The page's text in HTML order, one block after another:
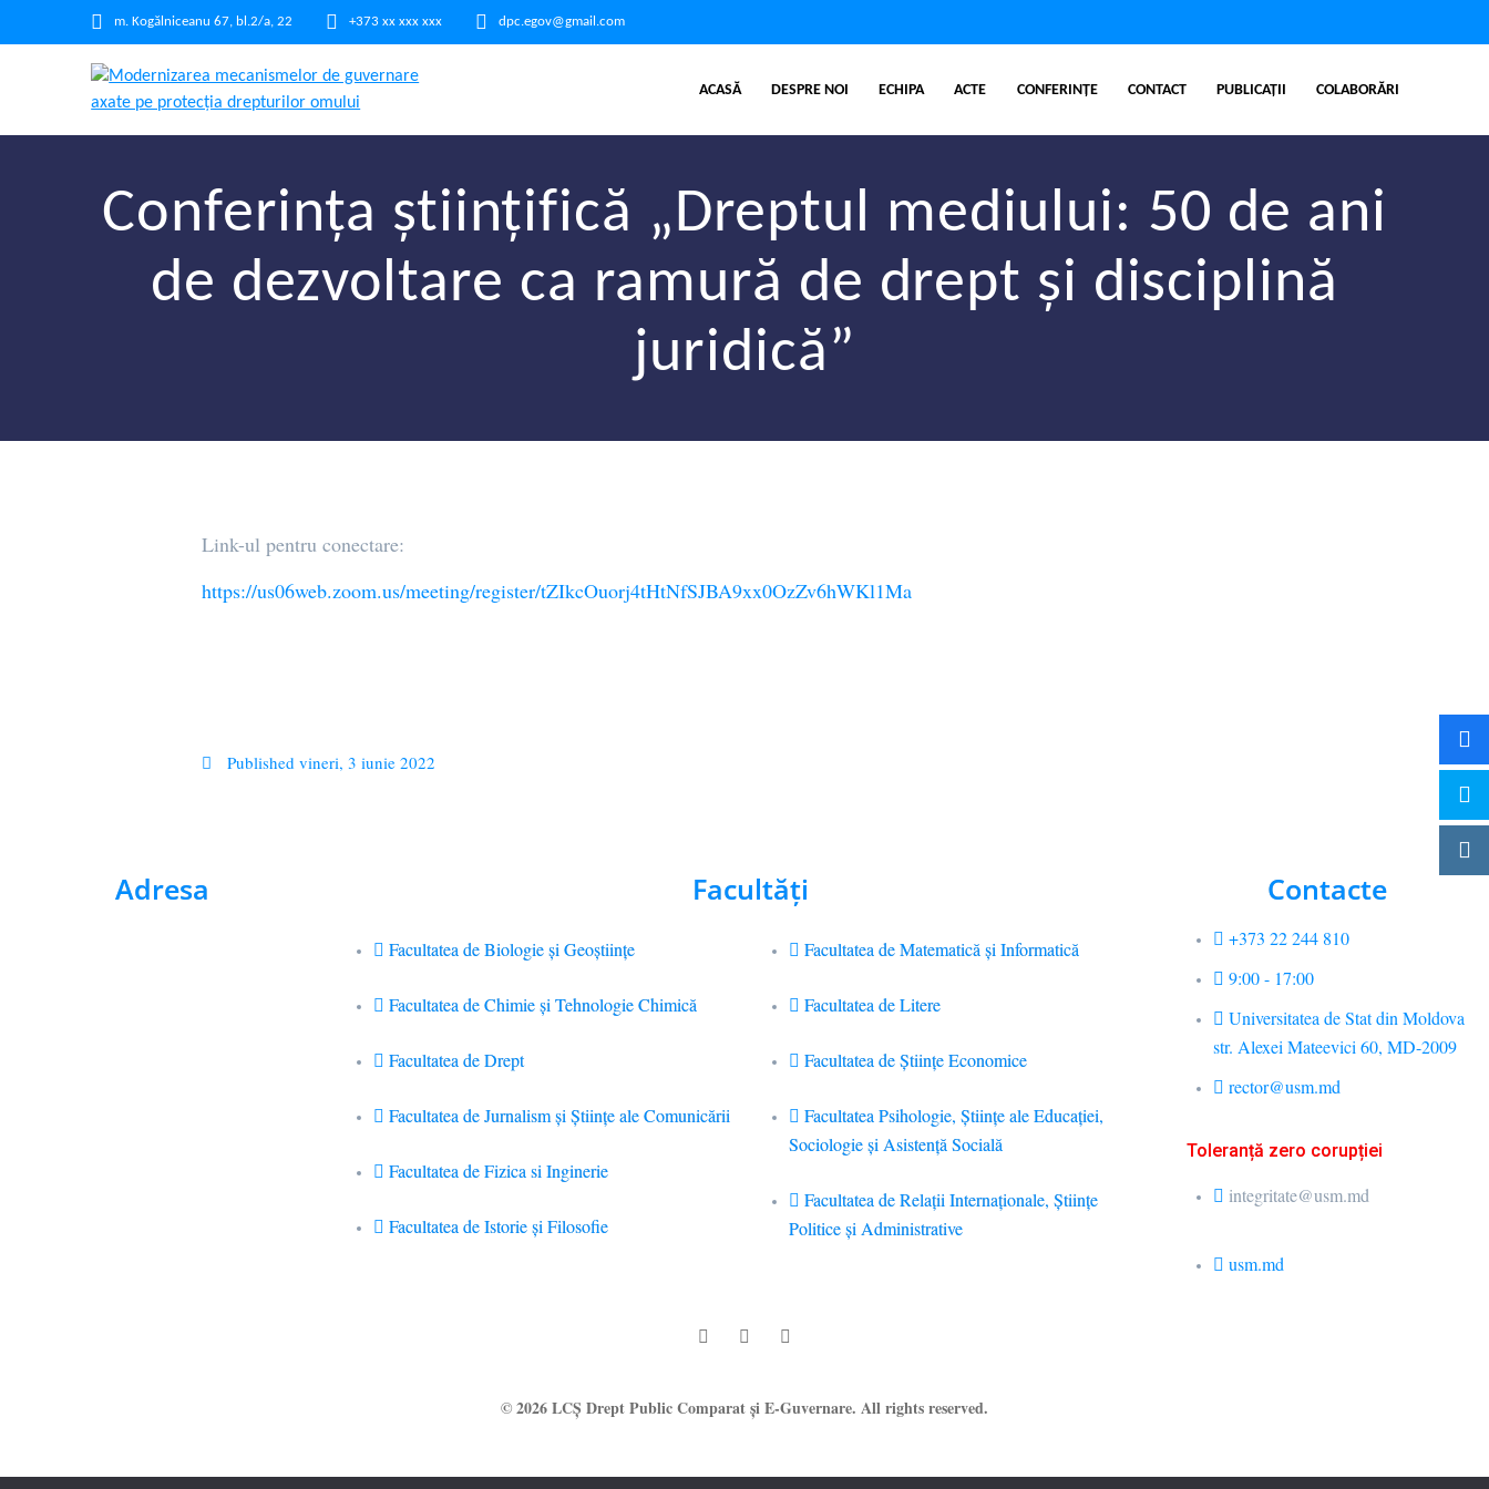
m. Kogălniceanu 67, bl.2/a, 22 +373 xx xxx xxx dpc.egov@gmail.com
ACASĂ DESPRE NOI ECHIPA ACTE CONFERINȚE CONTACT PUBLICAȚII COLABORĂRI
Conferința științifică „Dreptul mediului: 50 de ani
de dezvoltare ca ramură de drept și disciplină
juridică”
Link-ul pentru conectare:
https://us06web.zoom.us/meeting/register/tZIkcOuorj4tHtNfSJBA9xx0OzZv6hWKl1Ma
Published vineri, 3 iunie 2022
Adresa Facultăţi
Facultatea de Biologie și Geoștiințe
Facultatea de Chimie şi Tehnologie Chimică
Facultatea de Drept
Facultatea de Jurnalism şi Ştiinţe ale Comunicării
Facultatea de Fizica si Inginerie
Facultatea de Istorie şi Filosofie
Facultatea de Matematică şi Informatică
Facultatea de Litere
Facultatea de Științe Economice
Facultatea Psihologie, Ştiinţe ale Educaţiei,
Sociologie și Asistență Socială
Facultatea de Relaţii Internaţionale, Ştiinţe
Politice şi Administrative
Contacte
+373 22 244 810
9:00 - 17:00
Universitatea de Stat din Moldova
str. Alexei Mateevici 60, MD-2009
rector@usm.md
Toleranță zero corupției
integritate@usm.md
usm.md
© 2026 LCȘ Drept Public Comparat și E-Guvernare. All rights reserved.